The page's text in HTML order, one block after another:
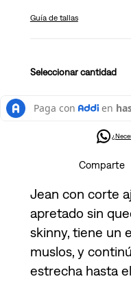
Guía de tallas
cantidad
Comparte
Jean con corte
apretado sin
skinny, tiene un
muslos, y
estrecha hasta